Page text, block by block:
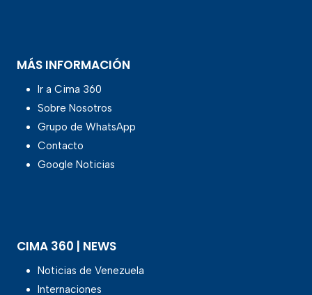
MÁS INFORMACIÓN
Ir a Cima 360
Sobre Nosotros
Grupo de WhatsApp
Contacto
Google Noticias
CIMA 360 | NEWS
Noticias de Venezuela
Internaciones